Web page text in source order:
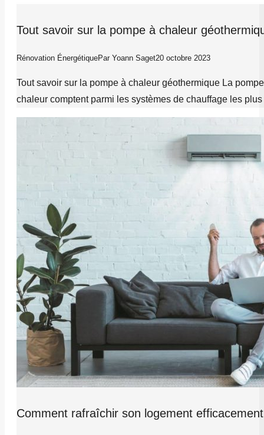
Tout savoir sur la pompe à chaleur
Rénovation ÉnergétiquePar Yoann Saget20 octobre 2023
Tout savoir sur la pompe à chaleur géothermique La
chaleur comptent parmi les systèmes de chauffage les
Comment rafraîchir son logement